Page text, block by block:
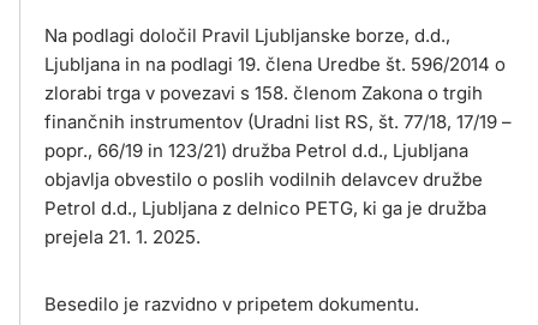
Na podlagi določil Pravil Ljubljanske borze, d.d.,
Ljubljana in na podlagi 19. člena Uredbe št. 596/2014 o
zlorabi trga v povezavi s 158. členom Zakona o trgih
finančnih instrumentov (Uradni list RS, št. 77/18, 17/19 –
popr., 66/19 in 123/21) družba Petrol d.d., Ljubljana
objavlja obvestilo o poslih vodilnih delavcev družbe
Petrol d.d., Ljubljana z delnico PETG, ki ga je družba
prejela 21. 1. 2025.
Besedilo je razvidno v pripetem dokumentu.